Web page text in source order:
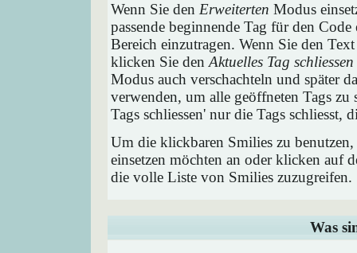
Wenn Sie den Erweiterten Modus
passende beginnende Tag für den
Bereich einzutragen. Wenn Sie den
klicken Sie den Aktuelles Tag schliessen
Modus auch verschachteln und später
verwenden, um alle geöffneten Tags
Tags schliessen' nur die Tags
Um die klickbaren Smilies zu
einsetzen möchten an oder klicken auf
die volle Liste von Smilies zuzugreifen.
Was